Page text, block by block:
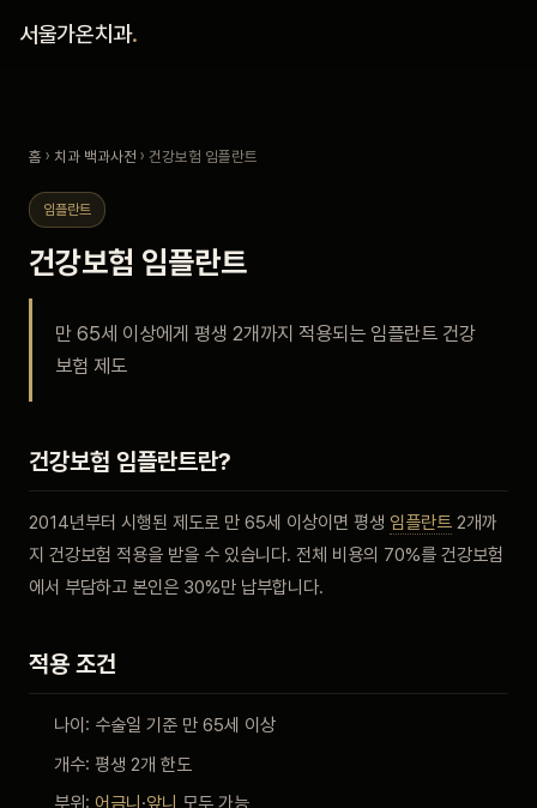
서울가온치과.
진료 안내
비포 애프터
자주 묻는 질문
홈 › 치과 백과사전 › 건강보험 임플란트
임플란트
건강보험 임플란트
만 65세 이상에게 평생 2개까지 적용되는 임플란트 건강
보험 제도
건강보험 임플란트란?
2014년부터 시행된 제도로 만 65세 이상이면 평생 임플란트 2개까
지 건강보험 적용을 받을 수 있습니다. 전체 비용의 70%를 건강보험
에서 부담하고 본인은 30%만 납부합니다.
적용 조건
나이: 수술일 기준 만 65세 이상
개수: 평생 2개 한도
부위: 어금니 ·앞니 모두 가능